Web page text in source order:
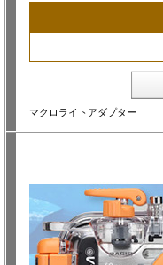
マクロライトアダプター